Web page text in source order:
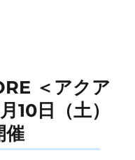
＜アクア
10日（土）
催